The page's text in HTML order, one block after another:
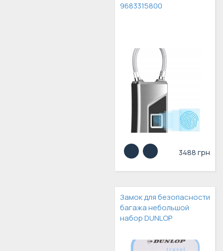
9683315800
3488 грн
Замок для безопасности
багажа небольшой
набор DUNLOP